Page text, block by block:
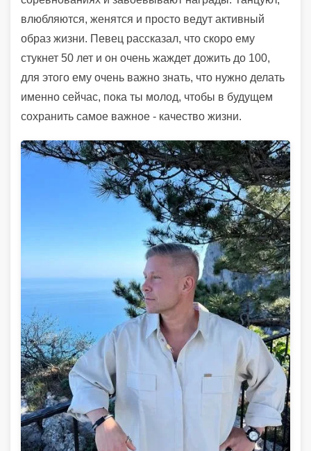
влюбляются, женятся и просто ведут активный
образ жизни. Певец рассказал, что скоро ему
стукнет 50 лет и он очень жаждет дожить до 100,
для этого ему очень важно знать, что нужно делать
именно сейчас, пока ты молод, чтобы в будущем
сохранить самое важное - качество жизни.